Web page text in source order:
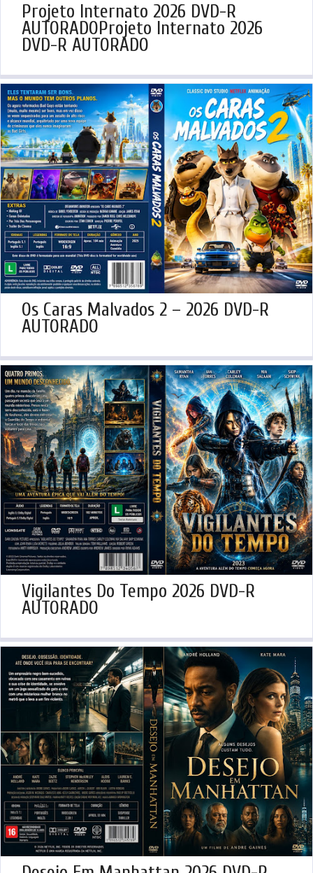
Projeto Internato 2026 DVD-R
AUTORADOProjeto Internato 2026
DVD-R AUTORADO
Os Caras Malvados 2 – 2026 DVD-R
AUTORADO
Vigilantes Do Tempo 2026 DVD-R
AUTORADO